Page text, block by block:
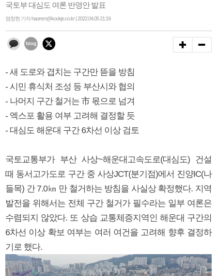
국토부 대심도 여론 반영안 발표
염창현 기자 haorem@kookje.co.kr | 2022.04.05 21:19
- 새 도로와 겹치는 구간만 뜯을 방침
- 시민 휴식처 조성 등 부산시와 협의
- 나머지 구간 철거는 市 몫으로 넘겨
- 엑스포 활용 여부 고려해 결정할 듯
- 대심도 해운대 구간 6차선 이상 검토
국토교통부가 부산 사상~해운대고속도로(대심도) 건설
때 동서고가도로 구간 중 사상JCT(분기점)에서 진양IC(나
들목) 간 7.0㎞ 만 철거하는 방침을 사실상 확정했다. 지역
발전을 위해서는 전체 구간 철거가 필수라는 일부 여론은
수렴되지 않았다. 또 상습 교통체증지역인 해운대 구간의
6차선 이상 확보 여부는 여러 여건을 고려해 향후 결정하
기로 했다.